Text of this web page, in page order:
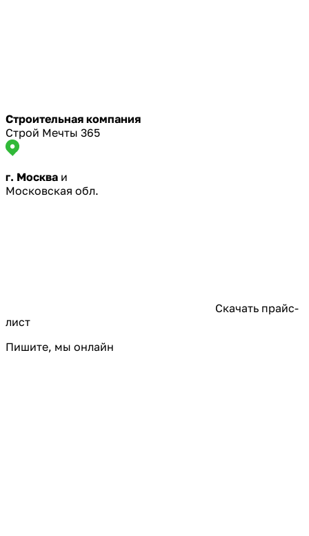
Строительная компания
Строй Мечты 365
г. Москва и
Московская обл.
Скачать прайс-
лист
Пишите, мы онлайн